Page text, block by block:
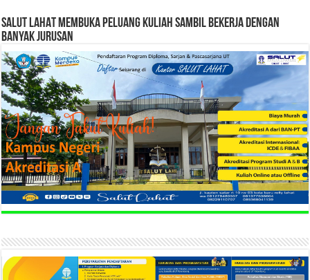
SALUT LAHAT MEMBUKA PELUANG KULIAH SAMBIL BEKERJA DENGAN
BANYAK JURUSAN